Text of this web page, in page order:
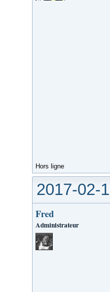
Hors ligne
2017-02-
Fred
Administrateur